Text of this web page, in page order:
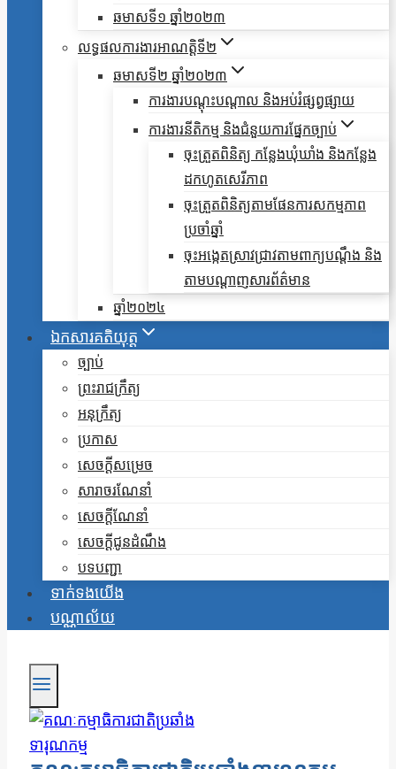
ឆមាសទី១ ឆ្នាំ២០២៣
លទ្ធផលការងារអាណត្តិទី២
ឆមាសទី២ ឆ្នាំ២០២៣
ការងារបណ្តុះបណ្តាល និងអប់រំផ្សព្វផ្សាយ
ការងារនីតិកម្ម និងជំនួយការផ្នែកច្បាប់
ចុះត្រួតពិនិត្យ កន្លែងឃុំឃាំង និងកន្លែង
ដកហូតសេរីភាព
ចុះត្រួតពិនិត្យតាមផែនការសកម្មភាព
ប្រចាំឆ្នាំ
ចុះអង្កេតស្រាវជ្រាវតាមពាក្យបណ្តឹង និង
តាមបណ្តាញសារព័ត៌មាន
ឆ្នាំ២០២៤
ឯកសារគតិយុត្ត
ច្បាប់
ព្រះរាជក្រឹត្យ
អនុក្រឹត្យ
ប្រកាស
សេចក្តីសម្រេច
សារាចរណែនាំ
សេចក្តីណែនាំ
សេចក្តីជូនដំណឹង
បទបញ្ជា
ទាក់ទងយើង
បណ្ណាល័យ